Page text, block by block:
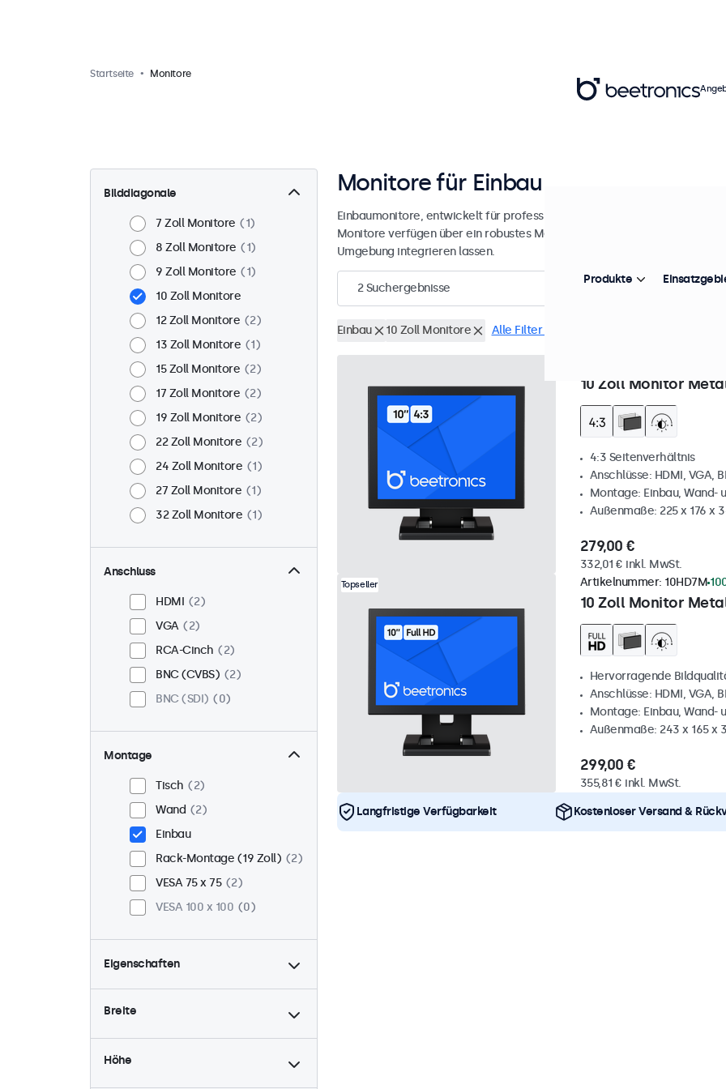
Startseite Monitore
Bilddiagonale
7 Zoll Monitore
1
8 Zoll Monitore
1
9 Zoll Monitore
1
10 Zoll Monitore
12 Zoll Monitore
2
13 Zoll Monitore
1
15 Zoll Monitore
2
17 Zoll Monitore
2
19 Zoll Monitore
2
22 Zoll Monitore
2
24 Zoll Monitore
1
27 Zoll Monitore
1
32 Zoll Monitore
1
Anschluss
HDMI
2
VGA
2
RCA-Cinch
2
BNC (CVBS)
2
BNC (SDI)
0
Montage
Tisch
2
Wand
2
Einbau
Rack-Montage (19 Zoll)
2
VESA 75 x 75
2
VESA 100 x 100
0
Eigenschaften
4:3 / 5:4
1
Dimmbar
2
24/7-Einsatz
2
Breite
Höhe
Monitore für Einbau und Integration
Einbaumonitore, entwickelt für professionelle Anwendungen und einen
Monitore verfügen über ein robustes Metallgehäuse, wodurch sie sich
Umgebung integrieren lassen.
2Suchergebnisse
Einbau 10 Zoll Monitore Alle Filter löschen
10 Zoll Monitor
4:3 Seitenverhältnis
Anschlüsse: HDMI, VGA,
Montage: Einbau, Wand-
Außenmaße: 225 x 176 x
279,00 €
332,01 € inkl. MwSt.
Topseller
10 Zoll Monitor
Artikelnummer: 10HD7M
Hervorragende
Anschlüsse: HDMI, VGA,
Montage: Einbau, Wand-
Außenmaße: 243 x 165 x
299,00 €
355,81 € inkl. MwSt.
Langfristige Verfügbarkeit Kostenloser Versand &
Produkte